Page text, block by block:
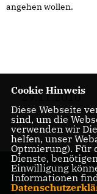
angehen wollen.
29.11.2010
Cookie Hinweis
Diese Webseite
sind, um die
verwenden wir
helfen, unser
Optmierung). Für
Dienste,
Einwilligung
Informationen